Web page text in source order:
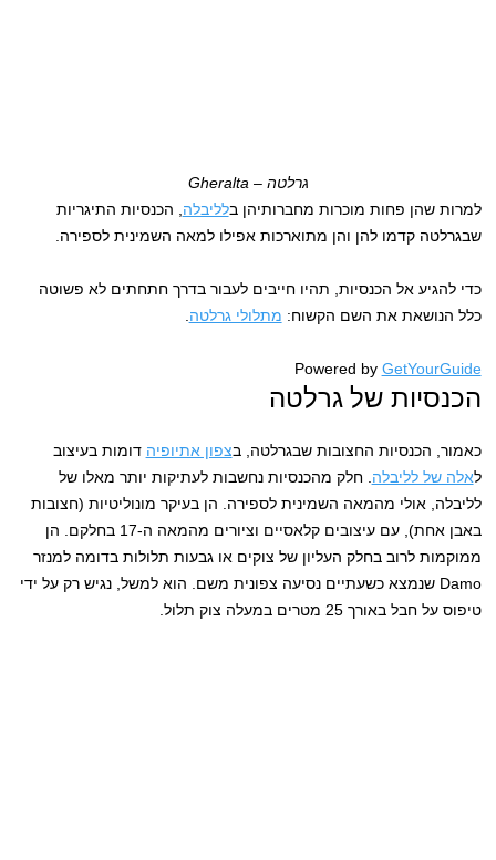
גרלטה – Gheralta
למרות שהן פחות מוכרות מחברותיהן בלליבלה , הכנסיות התיגריות
שבגרלטה קדמו להן והן מתוארכות אפילו למאה השמינית לספירה.
כדי להגיע אל הכנסיות, תהיו חייבים לעבור בדרך חתחתים לא פשוטה
כלל הנושאת את השם הקשוח: מתלולי גרלטה
Powered by GetYourGuide
הכנסיות של גרלטה
כאמור, הכנסיות החצובות שבגרלטה, בצפון אתיופיה דומות בעיצוב
לאלה של לליבלה . חלק מהכנסיות נחשבות לעתיקות יותר מאלו של
לליבלה, אולי מהמאה השמינית לספירה. הן בעיקר מונוליטיות (חצובות
באבן אחת), עם עיצובים קלאסיים וציורים מהמאה ה-17 בחלקם. הן
ממוקמות לרוב בחלק העליון של צוקים או גבעות תלולות בדומה למנזר
Damo שנמצא כשעתיים נסיעה צפונית משם. הוא למשל, נגיש רק על ידי
טיפוס על חבל באורך 25 מטרים במעלה צוק תלול.